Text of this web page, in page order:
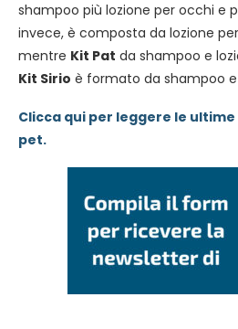
shampoo più lozione per occhi e
invece, è composta da lozione
mentre Kit Pat da shampoo e
Kit Sirio è formato da shampoo
Clicca qui per leggere le
pet.